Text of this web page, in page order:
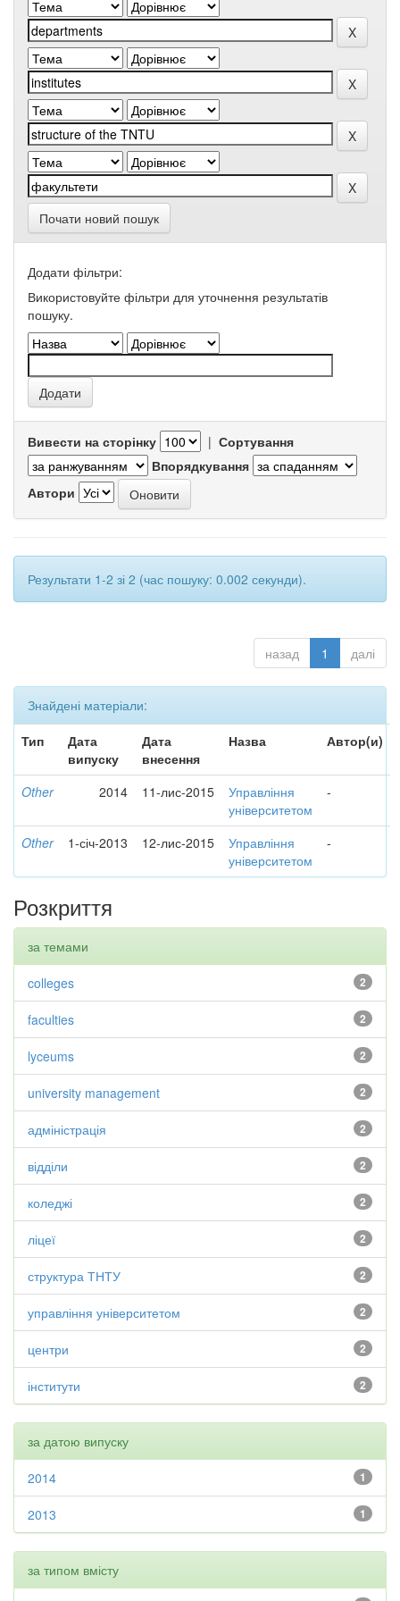
Почати новий пошук
Додати фільтри:
Використовуйте фільтри для уточнення результатів
пошуку.
Вивести на сторінку | Сортування
Впорядкування
Автори
Результати 1-2 зі 2 (час пошуку: 0.002 секунди).
назад 1 далі
Знайдені матеріали:
Тип
Дата
випуску
Дата
внесення
Назва Автор(и)
Other 2014 11-лис-2015
Управління
університетом
-
Other 1-січ-2013 12-лис-2015
Управління
університетом
-
Розкриття
за темами
2
colleges
2
faculties
2
lyceums
2
university management
2
адміністрація
2
відділи
2
коледжі
2
ліцеї
2
структура ТНТУ
2
управління університетом
2
центри
2
інститути
за датою випуску
1
2014
1
2013
за типом вмісту